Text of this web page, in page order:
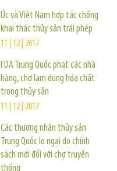
Úc và Việt Nam hợp tác chống
khai thác thủy sản trái phép
11 | 12 | 2017
FDA Trung Quốc phạt các nhà
hàng, chợ lạm dụng hóa chất
trong thủy sản
11 | 12 | 2017
Các thương nhân thủy sản
Trung Quốc lo ngại do chính
sách mới đối với chợ truyền
thống